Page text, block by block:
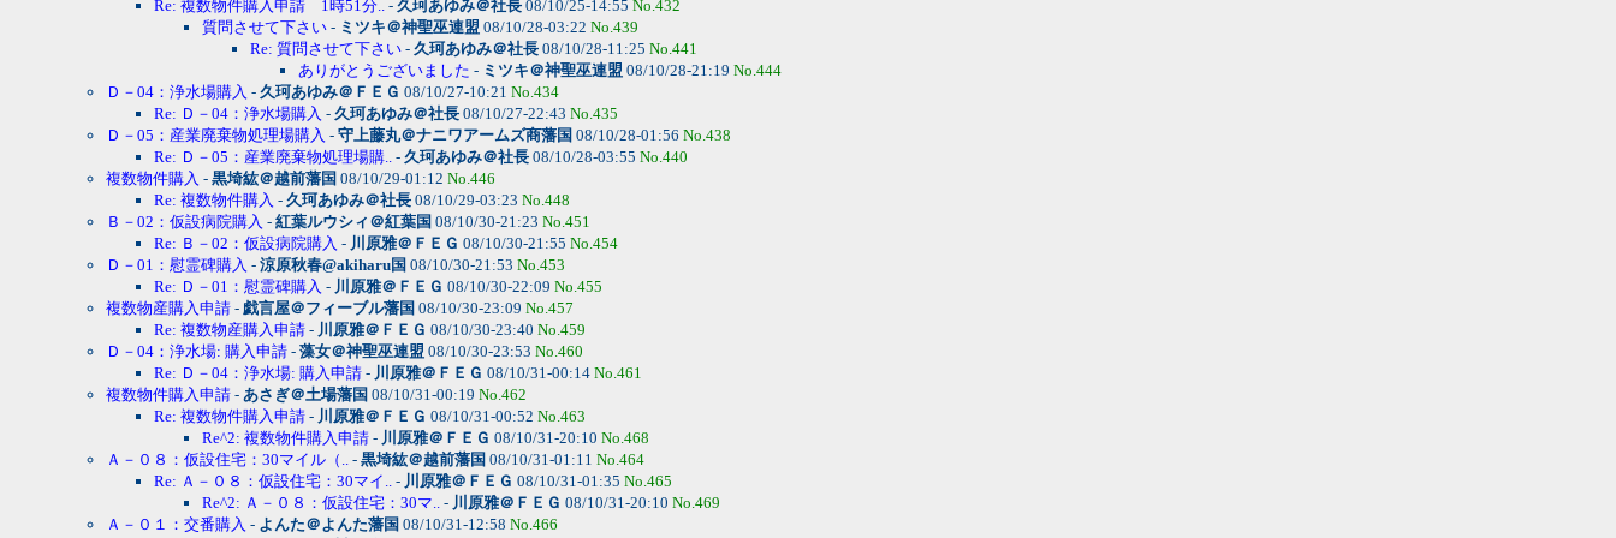
Re: 複数物件購入申請 1時51分.. - 久珂あゆみ＠社長 08/10/25-14:55 No.432
質問させて下さい - ミツキ＠神聖巫連盟 08/10/28-03:22 No.439
Re: 質問させて下さい - 久珂あゆみ＠社長 08/10/28-11:25 No.441
ありがとうございました - ミツキ＠神聖巫連盟 08/10/28-21:19 No.444
Ｄ－04：浄水場購入 - 久珂あゆみ＠ＦＥＧ 08/10/27-10:21 No.434
Re: Ｄ－04：浄水場購入 - 久珂あゆみ＠社長 08/10/27-22:43 No.435
Ｄ－05：産業廃棄物処理場購入 - 守上藤丸＠ナニワアームズ商藩国 08/10/28-01:56 No.438
Re: Ｄ－05：産業廃棄物処理場購.. - 久珂あゆみ＠社長 08/10/28-03:55 No.440
複数物件購入 - 黒埼紘＠越前藩国 08/10/29-01:12 No.446
Re: 複数物件購入 - 久珂あゆみ＠社長 08/10/29-03:23 No.448
Ｂ－02：仮設病院購入 - 紅葉ルウシィ＠紅葉国 08/10/30-21:23 No.451
Re: Ｂ－02：仮設病院購入 - 川原雅＠ＦＥＧ 08/10/30-21:55 No.454
Ｄ－01：慰霊碑購入 - 涼原秋春@akiharu国 08/10/30-21:53 No.453
Re: Ｄ－01：慰霊碑購入 - 川原雅＠ＦＥＧ 08/10/30-22:09 No.455
複数物産購入申請 - 戯言屋＠フィーブル藩国 08/10/30-23:09 No.457
Re: 複数物産購入申請 - 川原雅＠ＦＥＧ 08/10/30-23:40 No.459
Ｄ－04：浄水場: 購入申請 - 藻女＠神聖巫連盟 08/10/30-23:53 No.460
Re: Ｄ－04：浄水場: 購入申請 - 川原雅＠ＦＥＧ 08/10/31-00:14 No.461
複数物件購入申請 - あさぎ＠土場藩国 08/10/31-00:19 No.462
Re: 複数物件購入申請 - 川原雅＠ＦＥＧ 08/10/31-00:52 No.463
Re^2: 複数物件購入申請 - 川原雅＠ＦＥＧ 08/10/31-20:10 No.468
Ａ－０８：仮設住宅：30マイル（.. - 黒埼紘＠越前藩国 08/10/31-01:11 No.464
Re: Ａ－０８：仮設住宅：30マイ.. - 川原雅＠ＦＥＧ 08/10/31-01:35 No.465
Re^2: Ａ－０８：仮設住宅：30マ.. - 川原雅＠ＦＥＧ 08/10/31-20:10 No.469
Ａ－０１：交番購入 - よんた＠よんた藩国 08/10/31-12:58 No.466